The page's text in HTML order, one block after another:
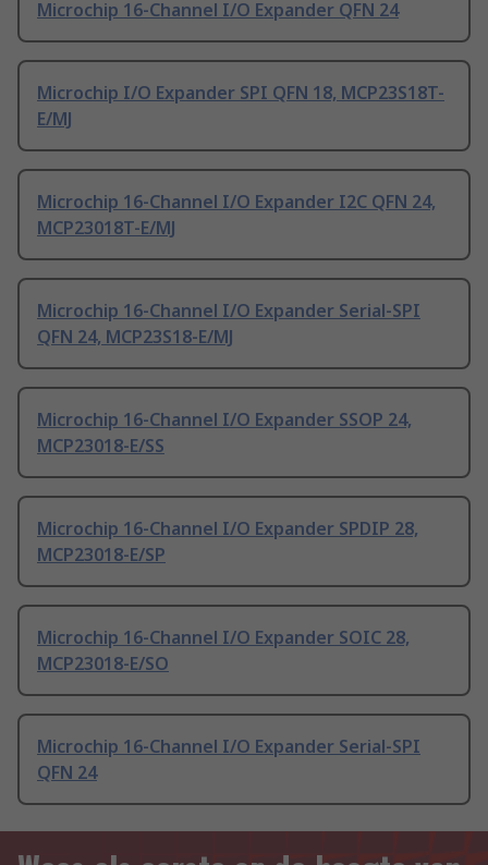
Microchip 16-Channel I/O Expander QFN 24
Microchip I/O Expander SPI QFN 18, MCP23S18T-
E/MJ
Microchip 16-Channel I/O Expander I2C QFN 24,
MCP23018T-E/MJ
Microchip 16-Channel I/O Expander Serial-SPI
QFN 24, MCP23S18-E/MJ
Microchip 16-Channel I/O Expander SSOP 24,
MCP23018-E/SS
Microchip 16-Channel I/O Expander SPDIP 28,
MCP23018-E/SP
Microchip 16-Channel I/O Expander SOIC 28,
MCP23018-E/SO
Microchip 16-Channel I/O Expander Serial-SPI
QFN 24